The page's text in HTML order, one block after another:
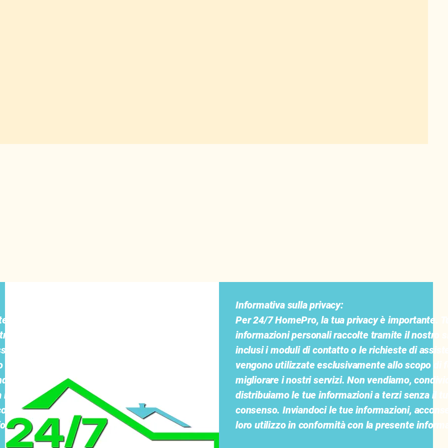
Tutte le
sito web,
fornire e
o
tuo
al
Informativa sulla privacy:
Per 24/7 HomePro, la tua privacy è importante.
informazioni personali raccolte tramite il nostro
inclusi i moduli di contatto o le richieste di
vengono utilizzate esclusivamente allo scopo di
migliorare i nostri servizi. Non vendiamo,
distribuiamo le tue informazioni a terzi senza il
consenso. Inviandoci le tue informazioni,
loro utilizzo in conformità con la presente